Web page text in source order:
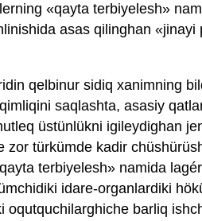
«qayta terbiyelesh»
asas qilinghan «jinayi
qelbinur sidiq xanimning
saqlashta, asasiy
üstünlükni igileydighan
zor türkümde kadir
terbiyelesh» namida
idare-organlardiki
oqutquchilarghiche barliq